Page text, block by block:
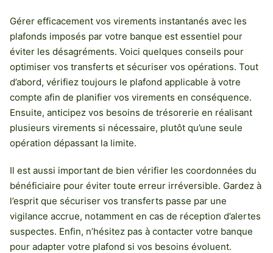
Gérer efficacement vos virements instantanés avec les
plafonds imposés par votre banque est essentiel pour
éviter les désagréments. Voici quelques conseils pour
optimiser vos transferts et sécuriser vos opérations. Tout
d’abord, vérifiez toujours le plafond applicable à votre
compte afin de planifier vos virements en conséquence.
Ensuite, anticipez vos besoins de trésorerie en réalisant
plusieurs virements si nécessaire, plutôt qu’une seule
opération dépassant la limite.
Il est aussi important de bien vérifier les coordonnées du
bénéficiaire pour éviter toute erreur irréversible. Gardez à
l’esprit que sécuriser vos transferts passe par une
vigilance accrue, notamment en cas de réception d’alertes
suspectes. Enfin, n’hésitez pas à contacter votre banque
pour adapter votre plafond si vos besoins évoluent.